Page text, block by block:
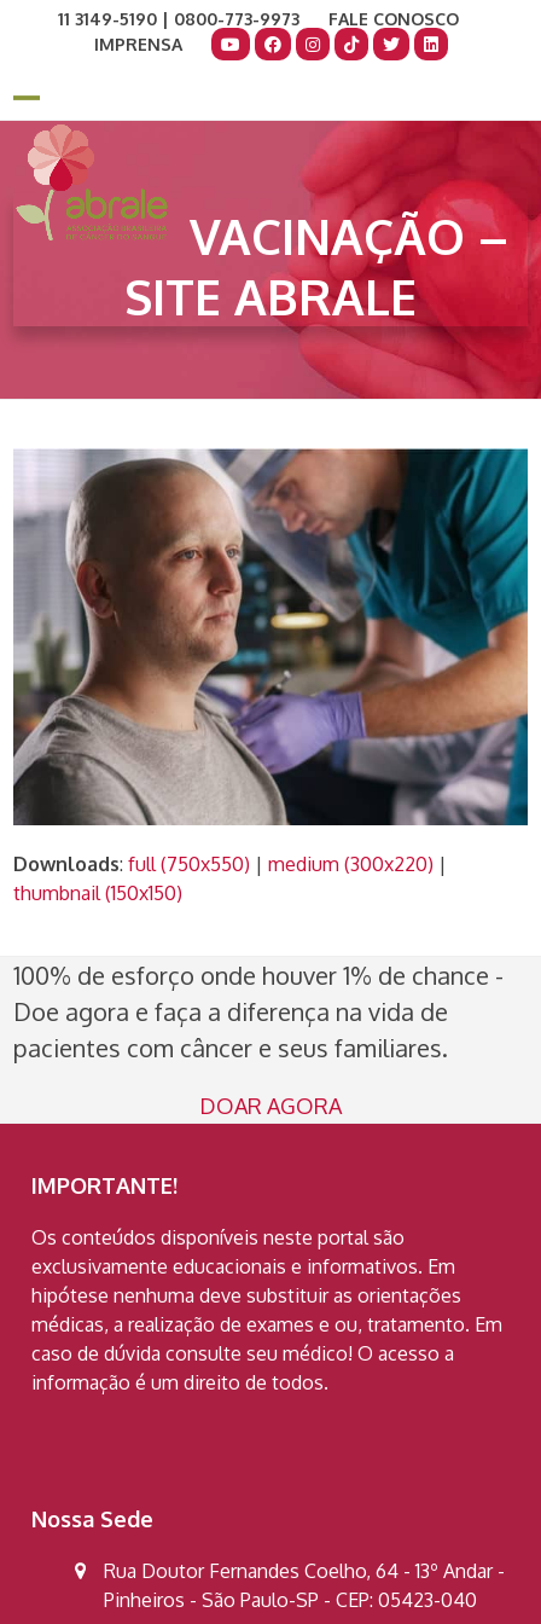
11 3149-5190 | 0800-773-9973
FALE CONOSCO
IMPRENSA
Open
mobile
menu
Close
mobile
menu
VACINAÇÃO –
SITE ABRALE
Downloads:full (750x550) |medium (300x220) |
thumbnail (150x150)
100% de esforço onde houver 1% de chance -
Doe agora e faça a diferença na vida de
pacientes com câncer e seus familiares.
DOAR AGORA
IMPORTANTE!
Os conteúdos disponíveis neste portal são
exclusivamente educacionais e informativos. Em
hipótese nenhuma deve substituir as orientações
médicas, a realização de exames e ou, tratamento. Em
caso de dúvida consulte seu médico! O acesso a
informação é um direito de todos.
Nossa Sede
Rua Doutor Fernandes Coelho, 64 - 13º Andar -
Pinheiros - São Paulo-SP - CEP: 05423-040